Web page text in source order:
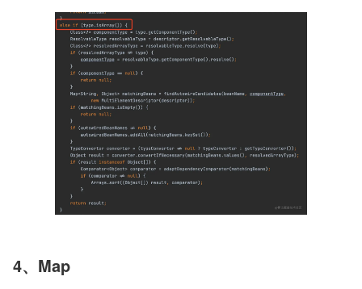
4、Map